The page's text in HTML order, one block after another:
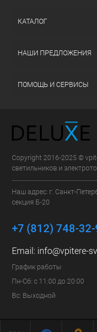
КАТАЛОГ
НАШИ ПРЕДЛОЖЕНИЯ
ПОМОЩЬ И СЕРВИСЫ
Copyright 2016-2025 ©
светильников и
Наш адрес: г. Санкт-
секция Б-20
+7 (812) 748-
Email: info@vpitere-
График работы
Пн-Сб: с 11:00 до 20:00
Вс: Выходной